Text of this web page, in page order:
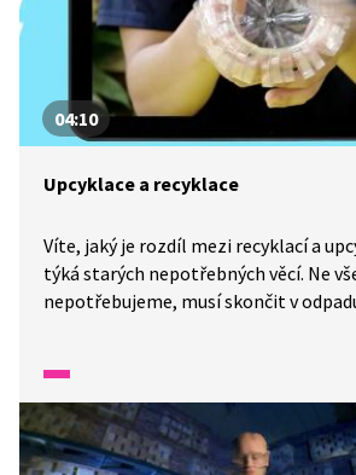
04:10
Upcyklace a recyklace
Víte, jaký je rozdíl mezi recyklací a
týká starých nepotřebných věcí. Ne
nepotřebujeme, musí skončit v